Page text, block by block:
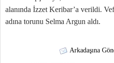
alanında İzzet Keribar’a verildi.
adına torunu Selma Argun aldı.
Arkadaşına